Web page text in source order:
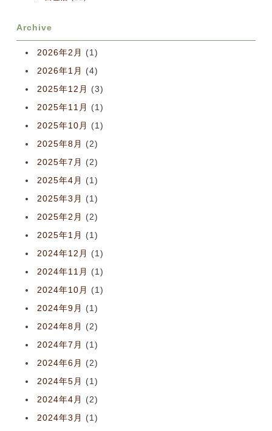
Archive
2026年2月
(1)
2026年1月
(4)
2025年12月
(3)
2025年11月
(1)
2025年10月
(1)
2025年8月
(2)
2025年7月
(2)
2025年4月
(1)
2025年3月
(1)
2025年2月
(2)
2025年1月
(1)
2024年12月
(1)
2024年11月
(1)
2024年10月
(1)
2024年9月
(1)
2024年8月
(2)
2024年7月
(1)
2024年6月
(2)
2024年5月
(1)
2024年4月
(2)
2024年3月
(1)